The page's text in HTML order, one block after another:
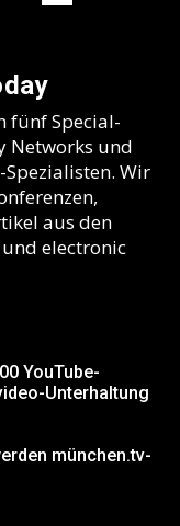
fünf Special-
Networks und
Wir
aus den
electronic
YouTube-
Unterhaltung
münchen.tv-